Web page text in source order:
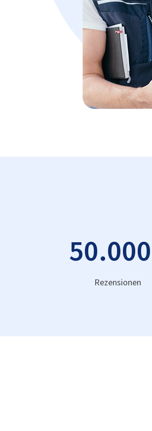
50.000
Rezensionen